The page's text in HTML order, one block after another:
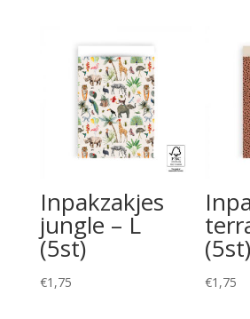
Inpakzakjes
jungle – L
(5st)
€1,75
(5st)
€1,75